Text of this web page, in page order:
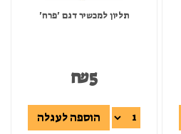
תליון למכשיר דגם 'פרח'
₪5
הוספה לעגלה